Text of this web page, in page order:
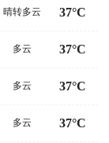
晴转多云 37°C
多云 37°C
多云 37°C
多云 37°C